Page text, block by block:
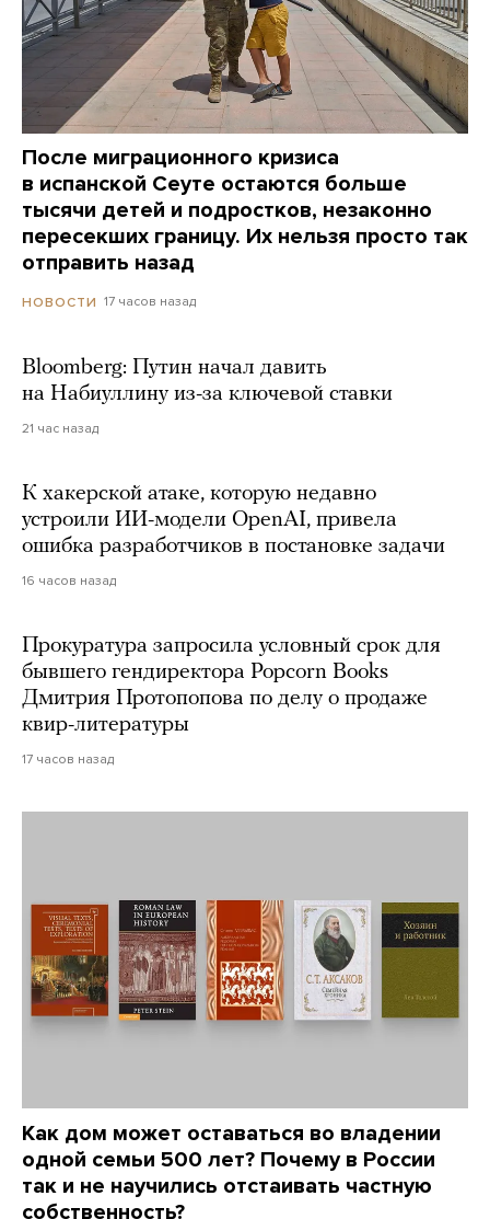
После миграционного кризиса
в испанской Сеуте остаются больше
тысячи детей и подростков, незаконно
пересекших границу. Их нельзя просто так
отправить назад
НОВОСТИ 17 часов назад
Bloomberg: Путин начал давить
на Набиуллину из-за ключевой ставки
21 час назад
К хакерской атаке, которую недавно
устроили ИИ-модели OpenAI, привела
ошибка разработчиков в постановке задачи
16 часов назад
Прокуратура запросила условный срок для
бывшего гендиректора Popcorn Books
Дмитрия Протопопова по делу о продаже
квир-литературы
17 часов назад
Как дом может оставаться во владении
одной семьи 500 лет? Почему в России
так и не научились отстаивать частную
собственность?